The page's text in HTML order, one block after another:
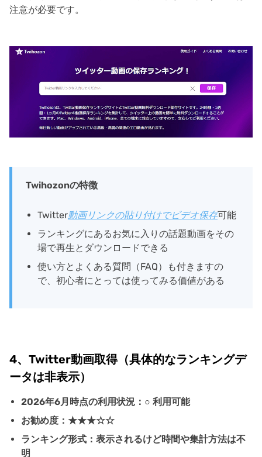
注意が必要です。
Twihozonの特徴
Twitter動画リンクの貼り付けでビデオ保存可能
ランキングにあるお気に入りの話題動画をその
場で再生とダウンロードできる
使い方とよくある質問（FAQ）も付きますの
で、初心者にとっては使ってみる価値がある
4、Twitter動画取得（具体的なランキングデ
ータは非表示）
2026年6月時点の利用状況：○ 利用可能
お勧め度：★★★☆☆
ランキング形式：表示されるけど時間や集計方法は不
明